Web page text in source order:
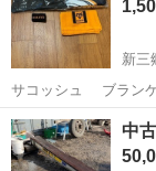
新三
サコッシュ ブラン
埼玉 三郷市
中